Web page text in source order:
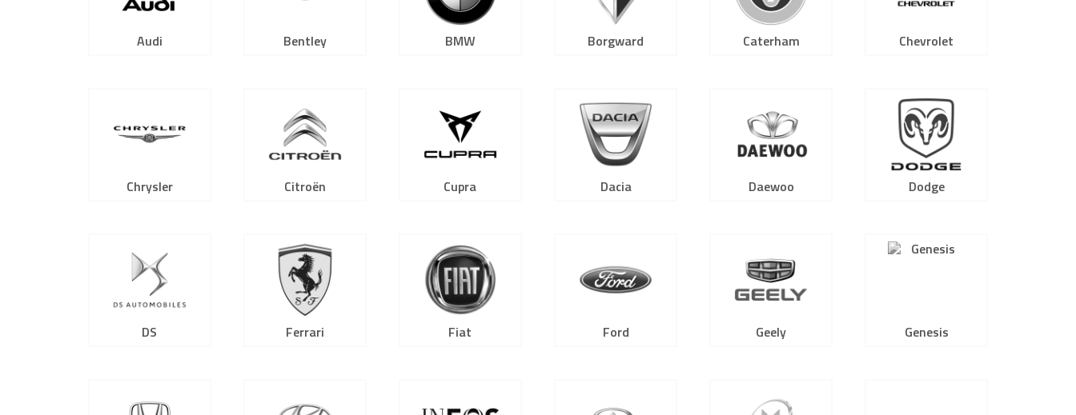
Audi Bentley BMW Borgward Caterham Chevrolet
Chrysler Citroën Cupra Dacia Daewoo Dodge
DS Ferrari Fiat Ford Geely Genesis